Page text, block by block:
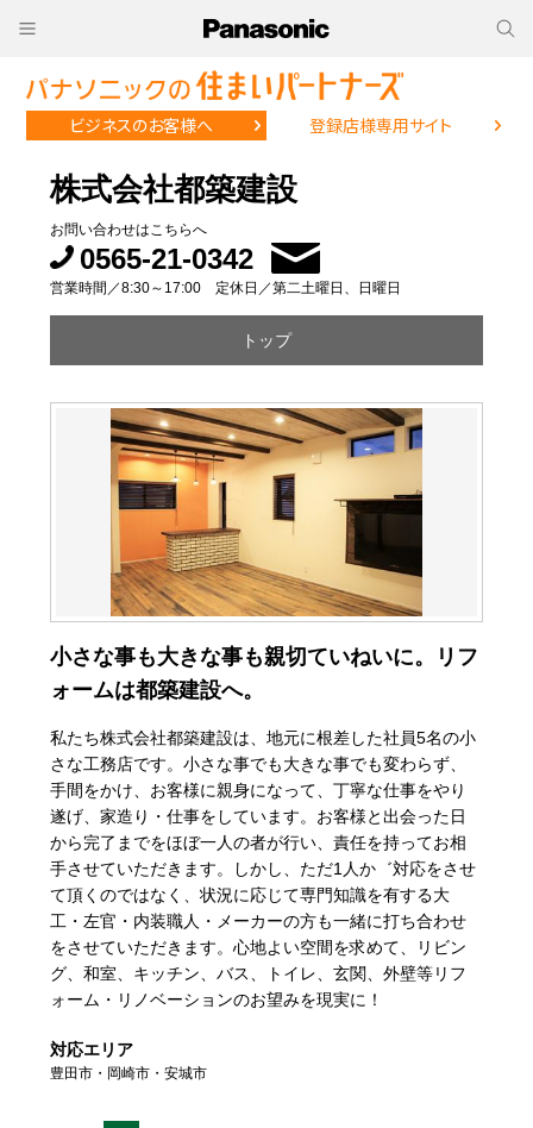
ビジネスのお客様へ 登録店様専用サイト
株式会社都築建設
お問い合わせはこちらへ
0565-21-0342
営業時間／8:30～17:00 定休日／第二土曜日、日曜日
トップ
小さな事も大きな事も親切ていねいに。リフ
ォームは都築建設へ。
私たち株式会社都築建設は、地元に根差した社員5名の小
さな工務店です。小さな事でも大きな事でも変わらず、
手間をかけ、お客様に親身になって、丁寧な仕事をやり
遂げ、家造り・仕事をしています。お客様と出会った日
から完了までをほぼ一人の者が行い、責任を持ってお相
手させていただきます。しかし、ただ1人か゛対応をさせ
て頂くのではなく、状況に応じて専門知識を有する大
工・左官・内装職人・メーカーの方も一緒に打ち合わせ
をさせていただきます。心地よい空間を求めて、リビン
グ、和室、キッチン、バス、トイレ、玄関、外壁等リフ
ォーム・リノベーションのお望みを現実に！
対応エリア
豊田市・岡崎市・安城市